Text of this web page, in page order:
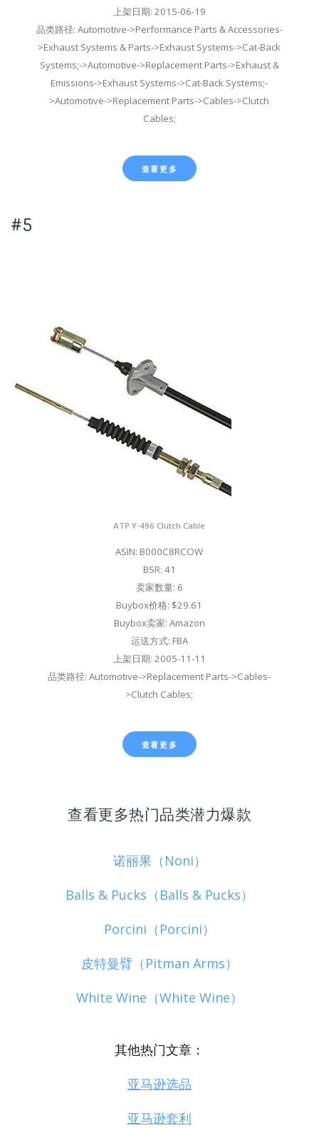
上架日期: 2015-06-19
品类路径: Automotive->Performance Parts & Accessories-
>Exhaust Systems & Parts->Exhaust Systems->Cat-Back
Systems;->Automotive->Replacement Parts->Exhaust &
Emissions->Exhaust Systems->Cat-Back Systems;-
>Automotive->Replacement Parts->Cables->Clutch
Cables;
查看更多
#5
ATP Y-496 Clutch Cable
ASIN: B000C8RCOW
BSR: 41
卖家数量: 6
Buybox价格: $29.61
Buybox卖家: Amazon
运送方式: FBA
上架日期: 2005-11-11
品类路径: Automotive->Replacement Parts->Cables-
>Clutch Cables;
查看更多
查看更多热门品类潜力爆款
诺丽果（Noni）
Balls & Pucks（Balls & Pucks）
Porcini（Porcini）
皮特曼臂（Pitman Arms）
White Wine（White Wine）
其他热门文章：
亚马逊选品
亚马逊套利